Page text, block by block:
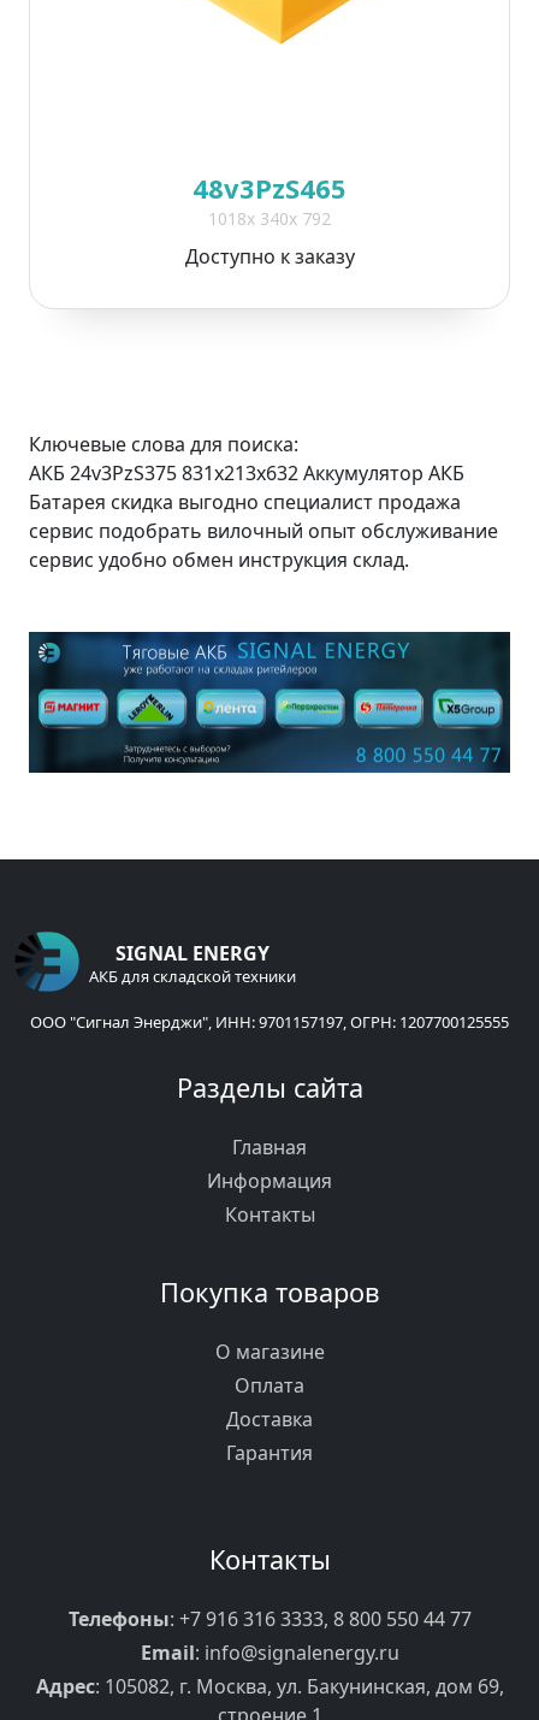
48v3PzS465
1018x 340x 792
Доступно к заказу
Ключевые слова для поиска:
АКБ 24v3PzS375 831x213x632 Аккумулятор АКБ
Батарея скидка выгодно специалист продажа
сервис подобрать вилочный опыт обслуживание
сервис удобно обмен инструкция склад.
SIGNAL ENERGY
АКБ для складской техники
ООО "Сигнал Энерджи", ИНН: 9701157197, ОГРН: 1207700125555
Разделы сайта
Главная
Информация
Контакты
Покупка товаров
О магазине
Оплата
Доставка
Гарантия
Контакты
Телефоны: +7 916 316 3333, 8 800 550 44 77
Email: info@signalenergy.ru
Адрес: 105082, г. Москва, ул. Бакунинская, дом 69,